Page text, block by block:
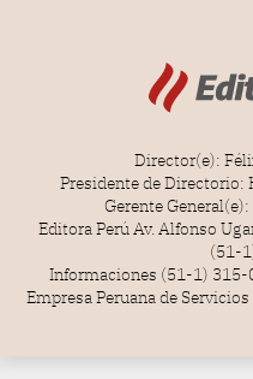
Director(e):
Presidente de Directorio:
Gerente
Editora Perú Av. Alfonso
(51-
Informaciones (51-1) 315-
Empresa Peruana de